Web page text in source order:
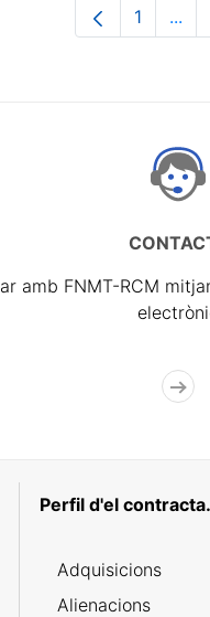
Pàgina
1 ...
amb FNMT-RCM
Adquisicions
Alienacions